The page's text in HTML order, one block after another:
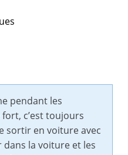
pendant les
c’est toujours
sortir en voiture avec
dans la voiture et les